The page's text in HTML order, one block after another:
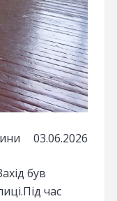
03.06.2026
був
час